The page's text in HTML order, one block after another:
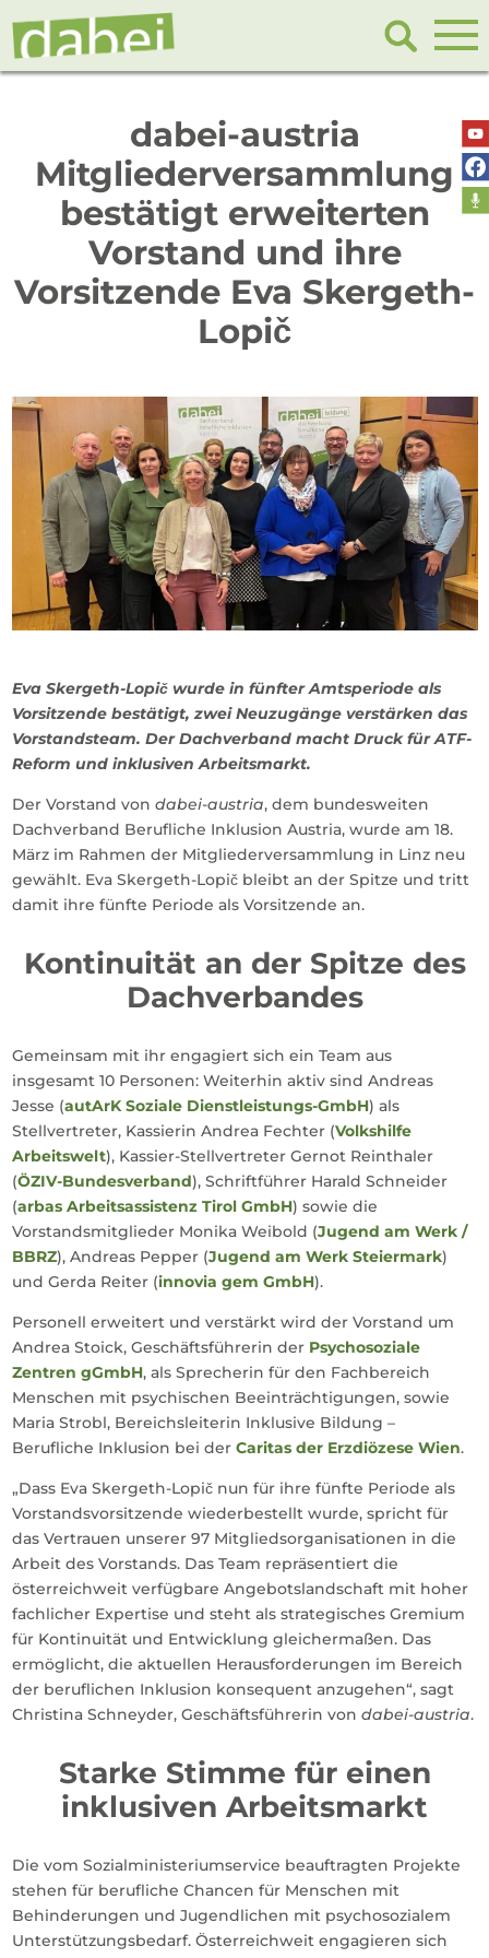
dabei-austria
Mitgliederversammlung
bestätigt erweiterten
Vorstand und ihre
Vorsitzende Eva Skergeth-
Lopič
Eva Skergeth-Lopič wurde in fünfter Amtsperiode als
Vorsitzende bestätigt, zwei Neuzugänge verstärken das
Vorstandsteam. Der Dachverband macht Druck für ATF-
Reform und inklusiven Arbeitsmarkt.
Der Vorstand von dabei-austria, dem bundesweiten
Dachverband Berufliche Inklusion Austria, wurde am 18.
März im Rahmen der Mitgliederversammlung in Linz neu
gewählt. Eva Skergeth-Lopič bleibt an der Spitze und tritt
damit ihre fünfte Periode als Vorsitzende an.
Kontinuität an der Spitze des
Dachverbandes
Gemeinsam mit ihr engagiert sich ein Team aus
insgesamt 10 Personen: Weiterhin aktiv sind Andreas
Jesse (autArK Soziale Dienstleistungs-GmbH) als
Stellvertreter, Kassierin Andrea Fechter (Volkshilfe
Arbeitswelt), Kassier-Stellvertreter Gernot Reinthaler
(ÖZIV-Bundesverband), Schriftführer Harald Schneider
(arbas Arbeitsassistenz Tirol GmbH) sowie die
Vorstandsmitglieder Monika Weibold (Jugend am Werk /
BBRZ), Andreas Pepper (Jugend am Werk Steiermark)
und Gerda Reiter (innovia gem GmbH).
Personell erweitert und verstärkt wird der Vorstand um
Andrea Stoick, Geschäftsführerin der Psychosoziale
Zentren gGmbH, als Sprecherin für den Fachbereich
Menschen mit psychischen Beeinträchtigungen, sowie
Maria Strobl, Bereichsleiterin Inklusive Bildung –
Berufliche Inklusion bei der Caritas der Erzdiözese Wien.
„Dass Eva Skergeth-Lopič nun für ihre fünfte Periode als
Vorstandsvorsitzende wiederbestellt wurde, spricht für
das Vertrauen unserer 97 Mitgliedsorganisationen in die
Arbeit des Vorstands. Das Team repräsentiert die
österreichweit verfügbare Angebotslandschaft mit hoher
fachlicher Expertise und steht als strategisches Gremium
für Kontinuität und Entwicklung gleichermaßen. Das
ermöglicht, die aktuellen Herausforderungen im Bereich
der beruflichen Inklusion konsequent anzugehen“, sagt
Christina Schneyder, Geschäftsführerin von dabei-austria.
Starke Stimme für einen
inklusiven Arbeitsmarkt
Die vom Sozialministeriumservice beauftragten Projekte
stehen für berufliche Chancen für Menschen mit
Behinderungen und Jugendlichen mit psychosozialem
Unterstützungsbedarf. Österreichweit engagieren sich